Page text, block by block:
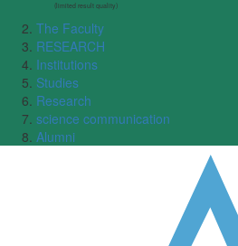
(limited result quality)
The Faculty
RESEARCH
Institutions
Studies
Research
science communication
Alumni